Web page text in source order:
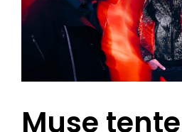
Muse